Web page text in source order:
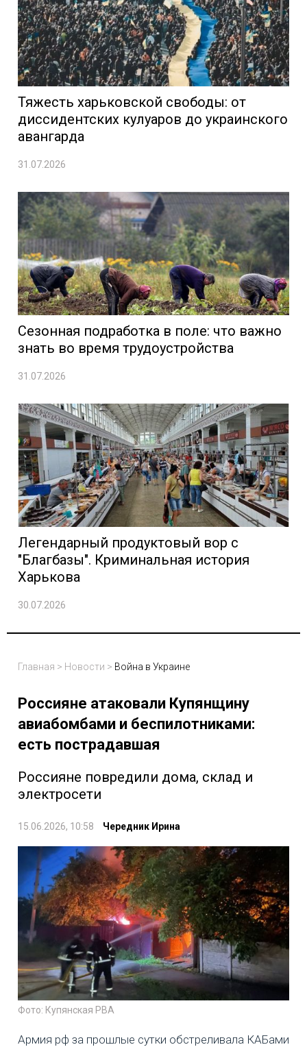
Тяжесть харьковской свободы: от
диссидентских кулуаров до украинского
авангарда
31.07.2026
Сезонная подработка в поле: что важно
знать во время трудоустройства
31.07.2026
Легендарный продуктовый вор с
"Благбазы". Криминальная история
Харькова
30.07.2026
Главная > Новости > Война в Украине
Россияне атаковали Купянщину
авиабомбами и беспилотниками:
есть пострадавшая
Россияне повредили дома, склад и
электросети
15.06.2026, 10:58 Чередник Ирина
Фото: Купянская РВА
Армия рф за прошлые сутки обстреливала КАБами